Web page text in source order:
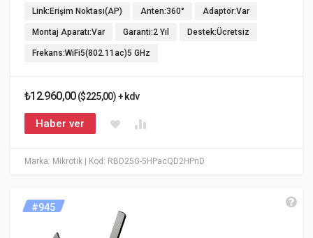
Marka: Mikrotik | Kod: RBD25G-5HPacQD2HPnD
Link:Erişim Noktası(AP) Anten:360° Adaptör:Var
Montaj Aparatı:Var Garanti:2 Yıl Destek:Ücretsiz
Frekans:WiFi5(802.11ac)5 GHz
₺12.960,00($225,00) + kdv
Haber ver
#945